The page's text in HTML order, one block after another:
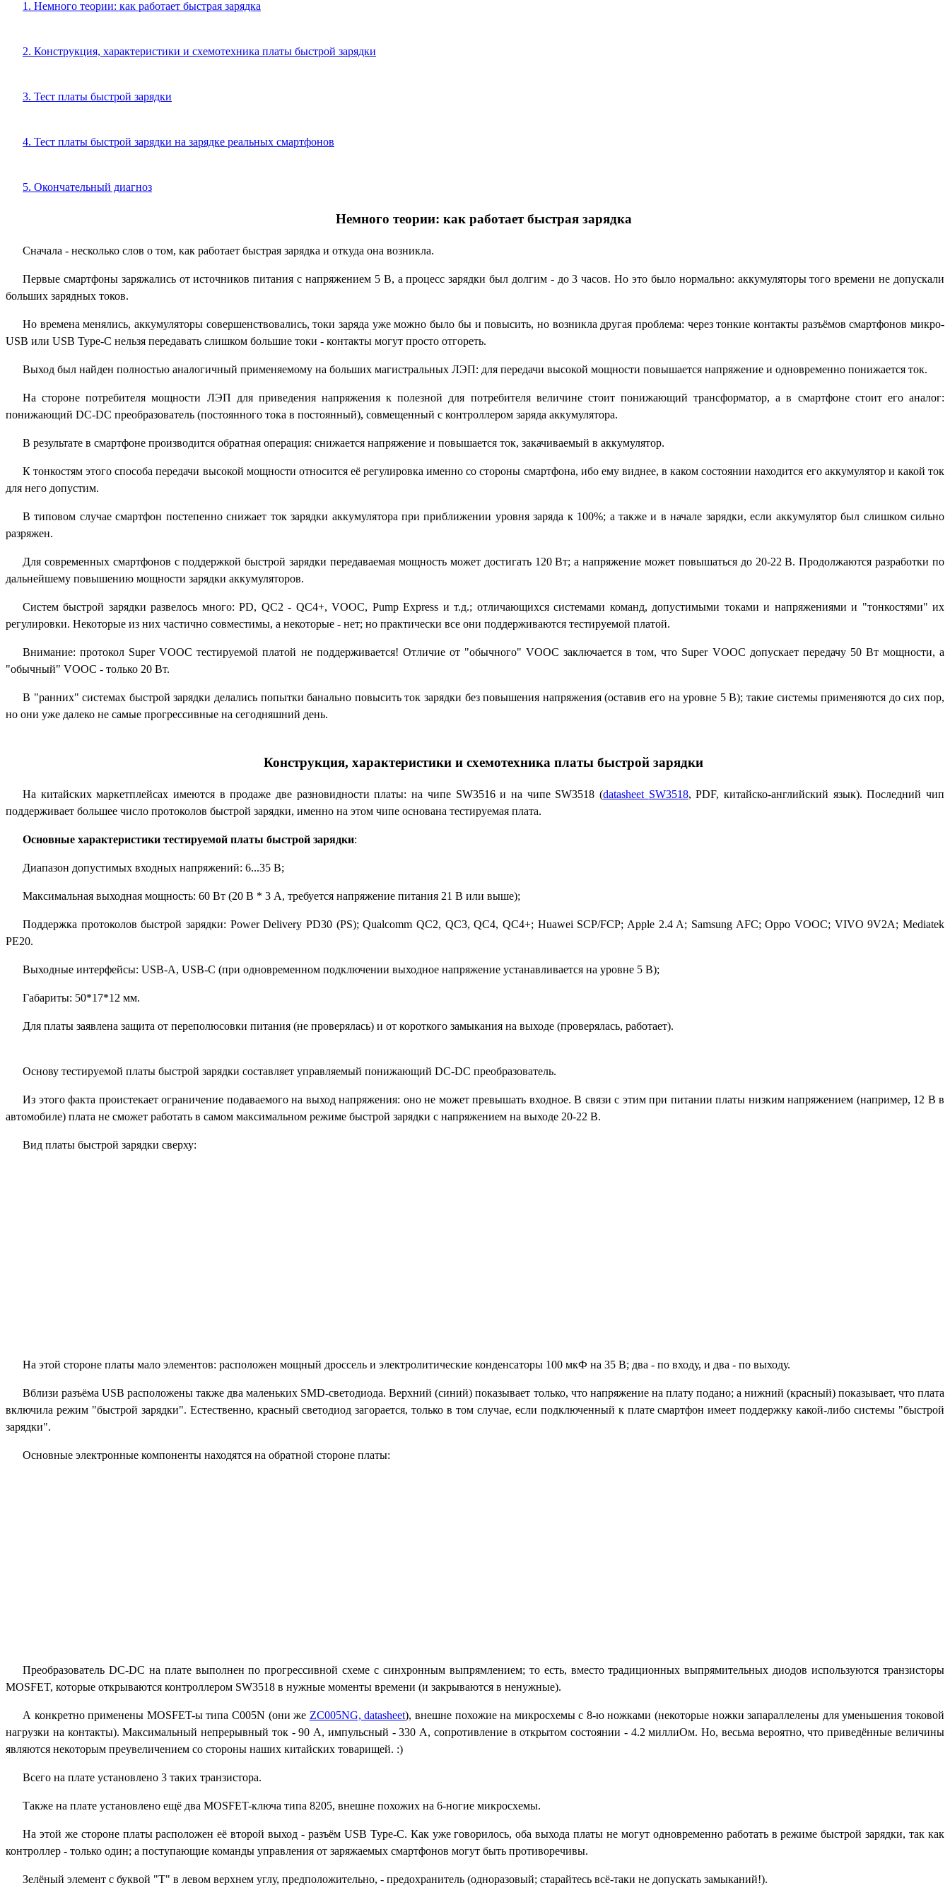
1. Немного теории: как работает быстрая зарядка
2. Конструкция, характеристики и схемотехника платы быстрой зарядки
3. Тест платы быстрой зарядки
4. Тест платы быстрой зарядки на зарядке реальных смартфонов
5. Окончательный диагноз
Немного теории: как работает быстрая зарядка
Сначала - несколько слов о том, как работает быстрая зарядка и откуда она возникла.
Первые смартфоны заряжались от источников питания с напряжением 5 В, а процесс зарядки был долгим - до 3 часов. Но это было нормально: аккумуляторы того времени не допускали
больших зарядных токов.
Но времена менялись, аккумуляторы совершенствовались, токи заряда уже можно было бы и повысить, но возникла другая проблема: через тонкие контакты разъёмов смартфонов микро-
USB или USB Type-C нельзя передавать слишком большие токи - контакты могут просто отгореть.
Выход был найден полностью аналогичный применяемому на больших магистральных ЛЭП: для передачи высокой мощности повышается напряжение и одновременно понижается ток.
На стороне потребителя мощности ЛЭП для приведения напряжения к полезной для потребителя величине стоит понижающий трансформатор, а в смартфоне стоит его аналог:
понижающий DC-DC преобразователь (постоянного тока в постоянный), совмещенный с контроллером заряда аккумулятора.
В результате в смартфоне производится обратная операция: снижается напряжение и повышается ток, закачиваемый в аккумулятор.
К тонкостям этого способа передачи высокой мощности относится её регулировка именно со стороны смартфона, ибо ему виднее, в каком состоянии находится его аккумулятор и какой ток
для него допустим.
В типовом случае смартфон постепенно снижает ток зарядки аккумулятора при приближении уровня заряда к 100%; а также и в начале зарядки, если аккумулятор был слишком сильно
разряжен.
Для современных смартфонов с поддержкой быстрой зарядки передаваемая мощность может достигать 120 Вт; а напряжение может повышаться до 20-22 В. Продолжаются разработки по
дальнейшему повышению мощности зарядки аккумуляторов.
Систем быстрой зарядки развелось много: PD, QC2 - QC4+, VOOC, PumpExpress и т.д.; отличающихся системами команд, допустимыми токами и напряжениями и "тонкостями" их
регулировки. Некоторые из них частично совместимы, а некоторые - нет; но практически все они поддерживаются тестируемой платой.
Внимание: протокол Super VOOCтестируемой платой не поддерживается! Отличие от "обычного" VOOCзаключается в том, что Super VOOC допускает передачу 50 Вт мощности, а
"обычный" VOOC - только 20 Вт.
В "ранних" системах быстрой зарядки делались попытки банально повысить ток зарядки без повышения напряжения (оставив его на уровне 5 В); такие системы применяются до сих пор,
но они уже далеко не самые прогрессивные на сегодняшний день.
Конструкция, характеристики и схемотехника платы быстрой зарядки
На китайских маркетплейсах имеются в продаже две разновидности платы: на чипе SW3516и на чипе SW3518 (datasheet SW3518, PDF, китайско-английский язык). Последний чип
поддерживает большее число протоколов быстрой зарядки, именно на этом чипе основана тестируемая плата.
Основные характеристики тестируемой платы быстрой зарядки:
Диапазон допустимых входных напряжений: 6...35 В;
Максимальная выходная мощность: 60 Вт (20 В * 3 А, требуется напряжение питания 21 В или выше);
Поддержка протоколов быстрой зарядки: Power DeliveryPD30 (PS);QualcommQC2, QC3, QC4,QC4+; Huawei SCP/FCP; Apple 2.4 A; Samsung AFC; Oppo VOOC; VIVO 9V2A; Mediatek
PE20.
Выходные интерфейсы: USB-A, USB-C (при одновременном подключении выходное напряжение устанавливается на уровне 5 В);
Габариты: 50*17*12 мм.
Для платы заявлена защита от переполюсовки питания (не проверялась) и от короткого замыкания на выходе (проверялась, работает).
Основу тестируемой платы быстрой зарядки составляет управляемый понижающий DC-DC преобразователь.
Из этого факта проистекает ограничение подаваемого на выход напряжения: оно не может превышать входное. В связи с этим при питании платы низким напряжением (например, 12 В в
автомобиле) плата не сможет работать в самом максимальном режиме быстрой зарядки с напряжением на выходе 20-22 В.
Вид платы быстрой зарядки сверху:
На этой стороне платы мало элементов: расположен мощный дроссель и электролитические конденсаторы 100 мкФ на 35 В; два - по входу, и два - по выходу.
Вблизи разъёмаUSBрасположены также два маленьких SMD-светодиода. Верхний (синий) показывает только, что напряжение на плату подано; а нижний (красный) показывает, что плата
включила режим "быстрой зарядки". Естественно, красный светодиод загорается, только в том случае, если подключенный к плате смартфон имеет поддержку какой-либо системы "быстрой
зарядки".
Основные электронные компоненты находятся на обратной стороне платы:
Преобразователь DC-DC на плате выполнен по прогрессивной схеме с синхронным выпрямлением; то есть, вместо традиционных выпрямительных диодов используются транзисторы
MOSFET, которые открываются контроллером SW3518 в нужные моменты времени (и закрываются в ненужные).
А конкретно применены MOSFET-ы типа C005N (они же ZC005NG, datasheet), внешне похожие на микросхемы с 8-ю ножками (некоторые ножки запараллелены для уменьшения токовой
нагрузки на контакты). Максимальный непрерывный ток - 90 А, импульсный - 330 А, сопротивление в открытом состоянии - 4.2 миллиОм. Но, весьма вероятно, что приведённые величины
являются некоторым преувеличением со стороны наших китайских товарищей. :)
Всего на плате установлено 3 таких транзистора.
Также на плате установлено ещё два MOSFET-ключа типа 8205, внешне похожих на 6-ногие микросхемы.
На этой же стороне платы расположен её второй выход - разъём USB Type-C. Как уже говорилось, оба выхода платы не могут одновременно работать в режиме быстрой зарядки, так как
контроллер - только один; а поступающие команды управления от заряжаемых смартфонов могут быть противоречивы.
Зелёный элемент с буквой "T" в левом верхнем углу, предположительно, - предохранитель (одноразовый; старайтесь всё-таки не допускать замыканий!).